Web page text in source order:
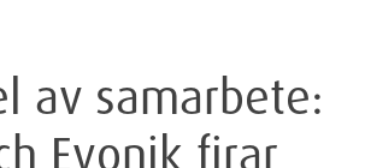
av samarbete:
Evonik firar